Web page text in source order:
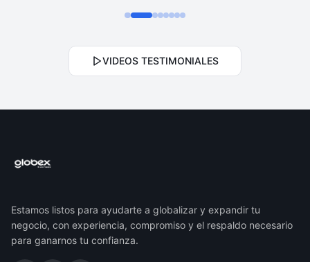
VIDEOS TESTIMONIALES
Estamos listos para ayudarte a globalizar y expandir tu
negocio, con experiencia, compromiso y el respaldo necesario
para ganarnos tu confianza.